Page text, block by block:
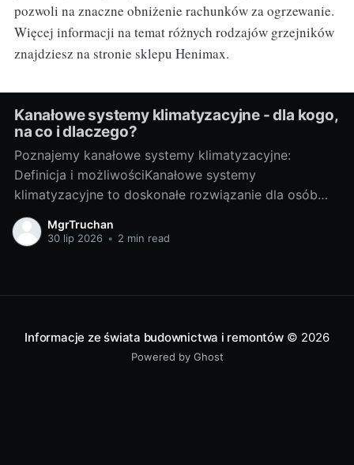
pozwoli na znaczne obniżenie rachunków za ogrzewanie.
Więcej informacji na temat różnych rodzajów grzejników
znajdziesz na stronie sklepu Henimax.
Kanałowe systemy klimatyzacyjne - dla kogo,
na co i dlaczego?
Poznajemy kanałowe systemy klimatyzacyjne:
Definicja i możliwościKanałowe systemy
klimatyzacyjne to doskonałe rozwiązanie dla osób
pragnących cieszyć się przyjemnym chłodem
podczas upalnych dni. Ich działanie opiera się na
systemu kanałów prowadzących do poszczególnych
klimatyzowanie
MgrTruchan
30 lip 2026 • 2 min read
Informacje ze świata budownictwa i remontów© 2026
Powered by Ghost